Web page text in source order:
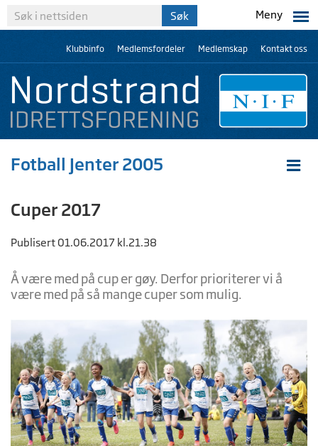
Meny
Klubbinfo Medlemsfordeler Medlemskap Kontakt oss
Fotball Jenter 2005
Cuper 2017
Publisert 01.06.2017 kl.21.38
Å være med på cup er gøy. Derfor prioriterer vi å
være med på så mange cuper som mulig.